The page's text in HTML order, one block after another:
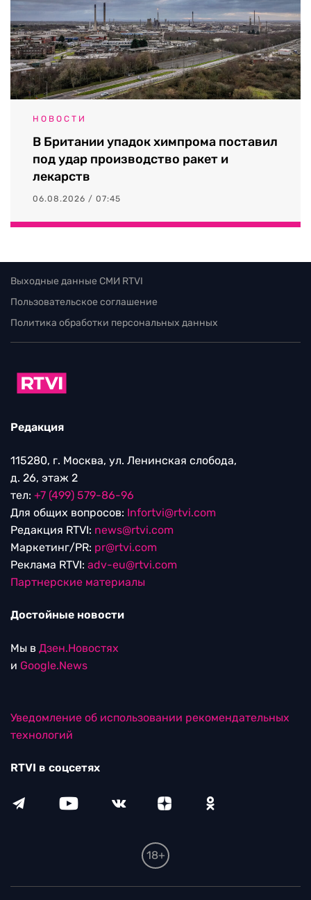
НОВОСТИ
В Британии упадок химпрома поставил
под удар производство ракет и
лекарств
06.08.2026 / 07:45
Выходные данные СМИ RTVI
Пользовательское соглашение
Политика обработки персональных данных
Редакция
115280, г. Москва, ул. Ленинская слобода,
д. 26, этаж 2
тел: +7 (499) 579-86-96
Для общих вопросов: Infortvi@rtvi.com
Редакция RTVI: news@rtvi.com
Маркетинг/PR: pr@rtvi.com
Реклама RTVI: adv-eu@rtvi.com
Партнерские материалы
Достойные новости
Мы в Дзен.Новостях
и Google.News
Уведомление об использовании рекомендательных
технологий
RTVI в соцсетях
18+